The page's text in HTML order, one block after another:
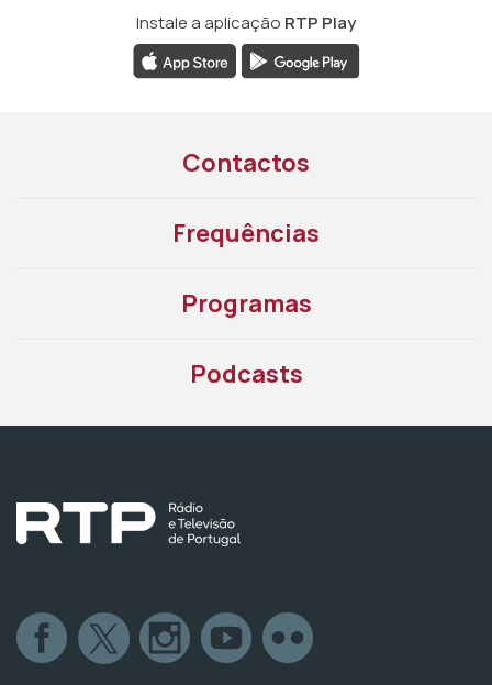
Instale a aplicação RTP Play
Contactos
Frequências
Programas
Podcasts